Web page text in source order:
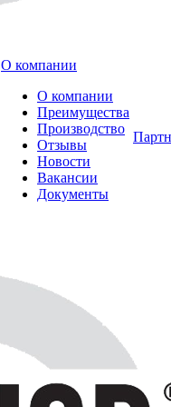
О компании
О компании
Преимущества
Производство
Отзывы
Новости
Вакансии
Документы